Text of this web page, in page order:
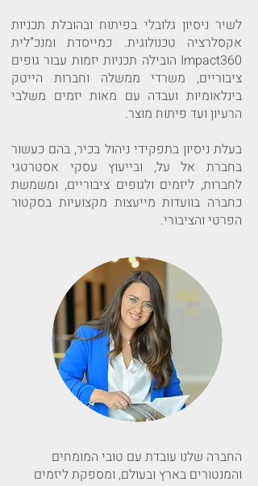
לשיר ניסיון גלובלי בפיתוח ובהובלת תכניות
אקסלרציה טכנולוגית. כמייסדת ומנכ”לית
Impact360 הובילה תכניות יזמות עבור גופים
ציבוריים, משרדי ממשלה וחברות הייטק
בינלאומיות ועבדה עם מאות יזמים משלבי
הרעיון ועד פיתוח מוצר.
בעלת ניסיון בתפקידי ניהול בכיר, בהם כעשור
בחברת אל על, ובייעוץ עסקי אסטרטגי
לחברות, ליזמים ולגופים ציבוריים, ומשמשת
כחברה בוועדות מייעצות מקצועיות בסקטור
הפרטי והציבורי.
החברה שלנו עובדת עם טובי המומחים
והמנטורים בארץ ובעולם, ומספקת ליזמים